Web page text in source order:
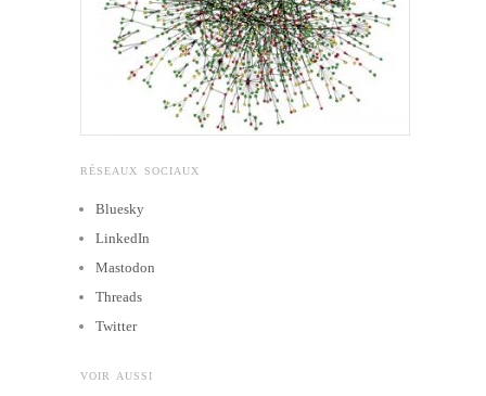
RÉSEAUX SOCIAUX
Bluesky
LinkedIn
Mastodon
Threads
Twitter
VOIR AUSSI